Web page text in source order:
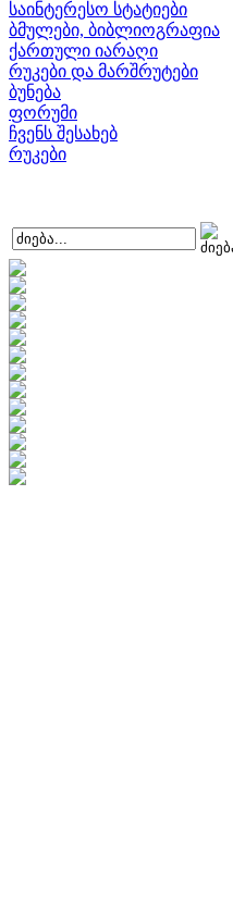
საინტერესო სტატიები
ბმულები, ბიბლიოგრაფია
ქართული იარაღი
რუკები და მარშრუტები
ბუნება
ფორუმი
ჩვენს შესახებ
რუკები